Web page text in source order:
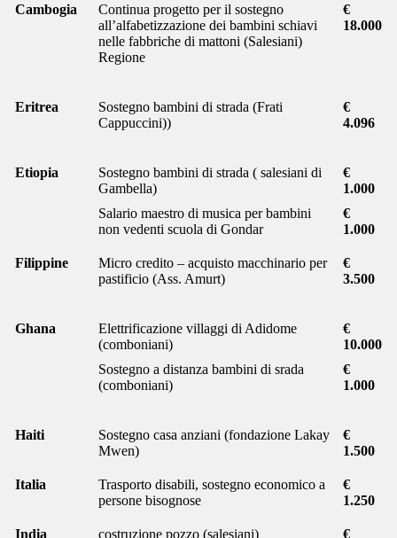
Cambogia
Continua progetto per il sostegno
all’alfabetizzazione dei bambini schiavi
nelle fabbriche di mattoni (Salesiani)
Regione
€
18.000
Eritrea
Sostegno bambini di strada (Frati
Cappuccini))
€
4.096
Etiopia
Sostegno bambini di strada ( salesiani di
Gambella)
€
1.000
Salario maestro di musica per bambini
non vedenti scuola di Gondar
€
1.000
Filippine
Micro credito – acquisto macchinario per
pastificio (Ass. Amurt)
€
3.500
Ghana
Elettrificazione villaggi di Adidome
(comboniani)
€
10.000
Sostegno a distanza bambini di srada
(comboniani)
€
1.000
Haiti
Sostegno casa anziani (fondazione Lakay
Mwen)
€
1.500
Italia
Trasporto disabili, sostegno economico a
persone bisognose
€
1.250
India costruzione pozzo (salesiani)
€